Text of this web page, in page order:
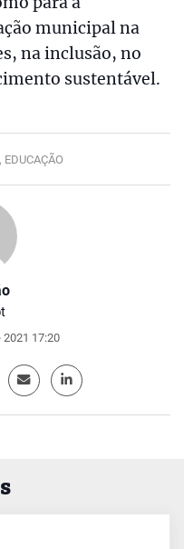
2021 17:20
municipal na
na inclusão, no
sustentável.
EDUCAÇÃO